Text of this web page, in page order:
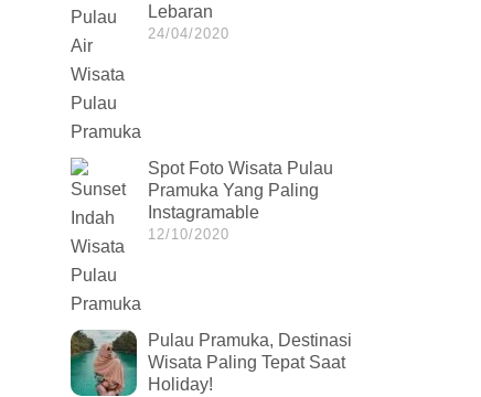
Lebaran
24/04/2020
Spot Foto Wisata Pulau
Pramuka Yang Paling
Instagramable
12/10/2020
Pulau Pramuka, Destinasi
Wisata Paling Tepat Saat
Holiday!